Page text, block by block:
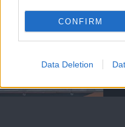
CONFIRM
Data Deletion